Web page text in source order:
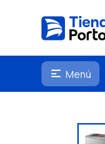
 Menú